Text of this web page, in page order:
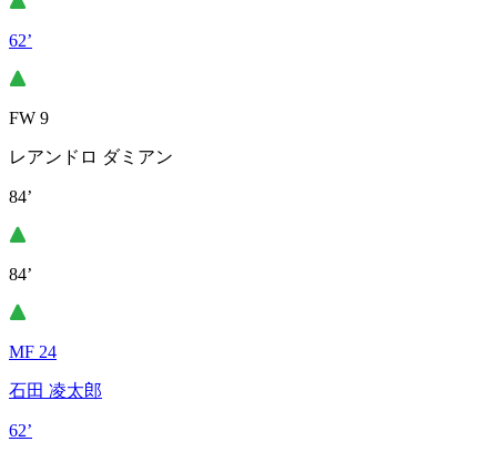
62’
FW 9
レアンドロ ダミアン
84’
84’
MF 24
石田 凌太郎
62’